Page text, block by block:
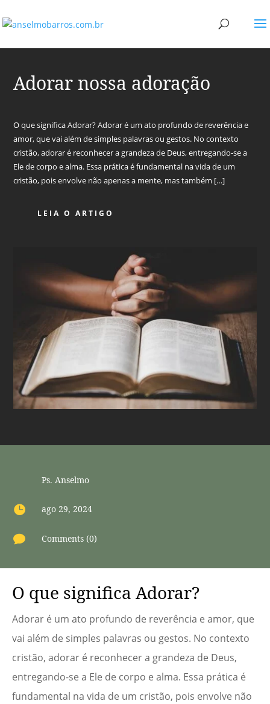
Adorar nossa adoração
O que significa Adorar? Adorar é um ato profundo de reverência e
amor, que vai além de simples palavras ou gestos. No contexto
cristão, adorar é reconhecer a grandeza de Deus, entregando-se a
Ele de corpo e alma. Essa prática é fundamental na vida de um
cristão, pois envolve não apenas a mente, mas também […]
LEIA O ARTIGO
Ps. Anselmo
 ago 29, 2024
 Comments (0)
O que significa Adorar?
Adorar é um ato profundo de reverência e amor, que
vai além de simples palavras ou gestos. No contexto
cristão, adorar é reconhecer a grandeza de Deus,
entregando-se a Ele de corpo e alma. Essa prática é
fundamental na vida de um cristão, pois envolve não